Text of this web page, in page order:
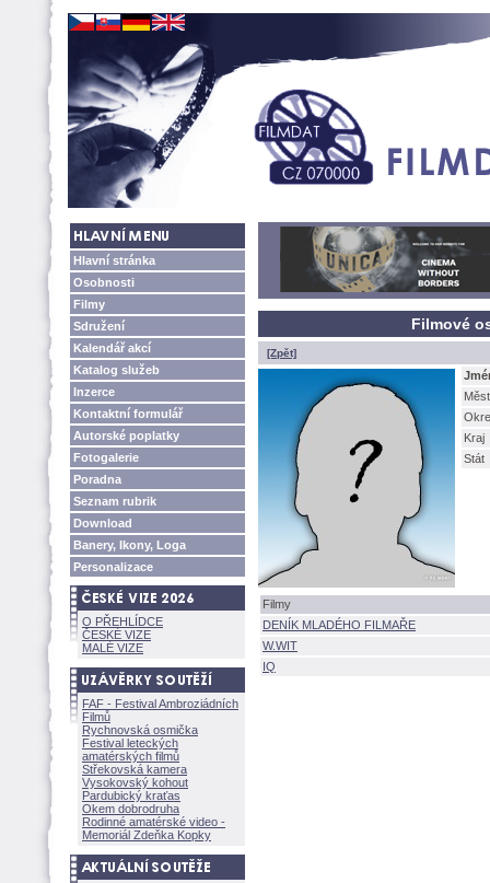
Hlavní stránka
Osobnosti
Filmy
Sdružení
Kalendář akcí
Katalog služeb
Inzerce
Kontaktní formulář
Autorské poplatky
Fotogalerie
Poradna
Seznam rubrik
Download
Banery, Ikony, Loga
Personalizace
O PŘEHLÍDCE
ČESKÉ VIZE
MALÉ VIZE
FAF - Festival Ambroziádních
Filmů
Rychnovská osmička
Festival leteckých
amatérských filmů
Střekovská kamera
Vysokovský kohout
Pardubický kraťas
Okem dobrodruha
Rodinné amatérské video -
Memoriál Zdeňka Kopky
Filmové
[Zpět]
Kraj
Stát
Filmy
DENÍK MLADÉHO FILMAŘE
W.WIT
IQ